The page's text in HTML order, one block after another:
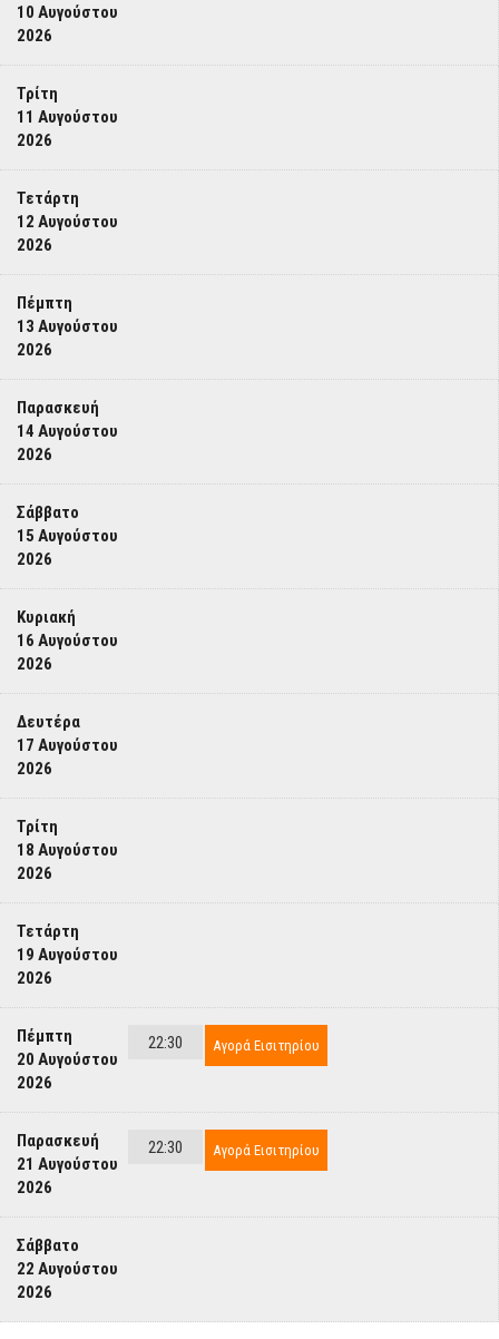
10 Αυγούστου
2026
Τρίτη
11 Αυγούστου
2026
Τετάρτη
12 Αυγούστου
2026
Πέμπτη
13 Αυγούστου
2026
Παρασκευή
14 Αυγούστου
2026
Σάββατο
15 Αυγούστου
2026
Κυριακή
16 Αυγούστου
2026
Δευτέρα
17 Αυγούστου
2026
Τρίτη
18 Αυγούστου
2026
Τετάρτη
19 Αυγούστου
2026
Πέμπτη
20 Αυγούστου
2026
22:30 Αγορά Εισιτηρίου
Παρασκευή
21 Αυγούστου
2026
22:30 Αγορά Εισιτηρίου
Σάββατο
22 Αυγούστου
2026